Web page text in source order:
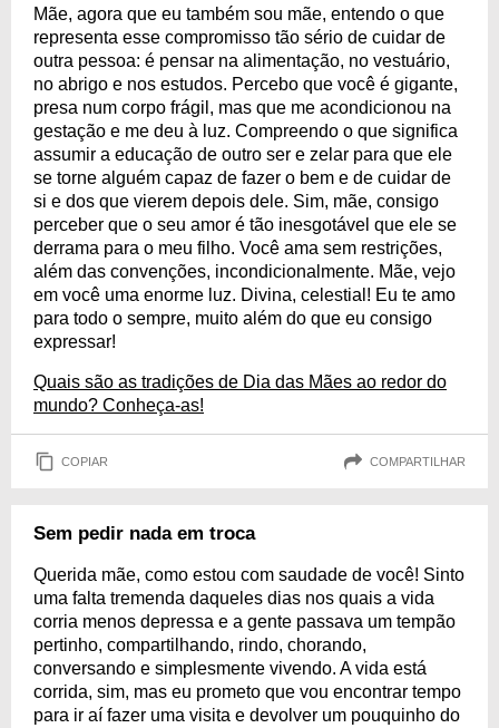
Mãe, agora que eu também sou mãe, entendo o que
representa esse compromisso tão sério de cuidar de
outra pessoa: é pensar na alimentação, no vestuário,
no abrigo e nos estudos. Percebo que você é gigante,
presa num corpo frágil, mas que me acondicionou na
gestação e me deu à luz. Compreendo o que significa
assumir a educação de outro ser e zelar para que ele
se torne alguém capaz de fazer o bem e de cuidar de
si e dos que vierem depois dele. Sim, mãe, consigo
perceber que o seu amor é tão inesgotável que ele se
derrama para o meu filho. Você ama sem restrições,
além das convenções, incondicionalmente. Mãe, vejo
em você uma enorme luz. Divina, celestial! Eu te amo
para todo o sempre, muito além do que eu consigo
expressar!
Quais são as tradições de Dia das Mães ao redor do
mundo? Conheça-as!
COPIAR COMPARTILHAR
Sem pedir nada em troca
Querida mãe, como estou com saudade de você! Sinto
uma falta tremenda daqueles dias nos quais a vida
corria menos depressa e a gente passava um tempão
pertinho, compartilhando, rindo, chorando,
conversando e simplesmente vivendo. A vida está
corrida, sim, mas eu prometo que vou encontrar tempo
para ir aí fazer uma visita e devolver um pouquinho do